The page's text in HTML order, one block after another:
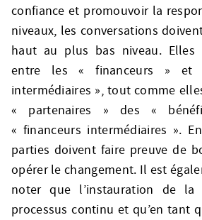
confiance et promouvoir la
niveaux, les conversations
haut au plus bas niveau. Elles
entre les « financeurs » et
intermédiaires », tout comme
« partenaires » des «
« financeurs intermédiaires ».
parties doivent faire preuve de
opérer le changement. Il est
noter que l’instauration de la
processus continu et qu’en tant